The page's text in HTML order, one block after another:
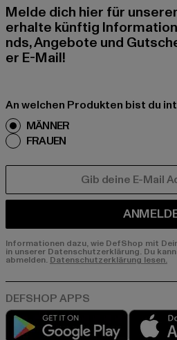
Melde dich hier für
erhalte künftig
nds, Angebote und
er E-Mail!
An welchen Produkten bist du
MÄNNER
FRAUEN
Informationen dazu, wie DefShop mit
in unserer Datenschutzerklärung. Du
abmelden. Datenschutzerklärung lesen.
Play